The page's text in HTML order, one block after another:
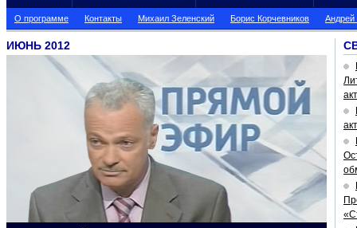
О программе Контакты Михаил Зеленский Борис Корчевников
ИЮНЬ 2012